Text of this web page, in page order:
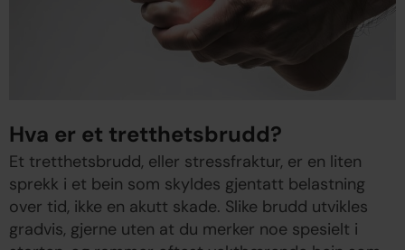
Hva er et tretthetsbrudd?
Et tretthetsbrudd, eller stressfraktur, er en liten
sprekk i et bein som skyldes gjentatt belastning
over tid, ikke en akutt skade. Slike brudd utvikles
gradvis, gjerne uten at du merker noe spesielt i